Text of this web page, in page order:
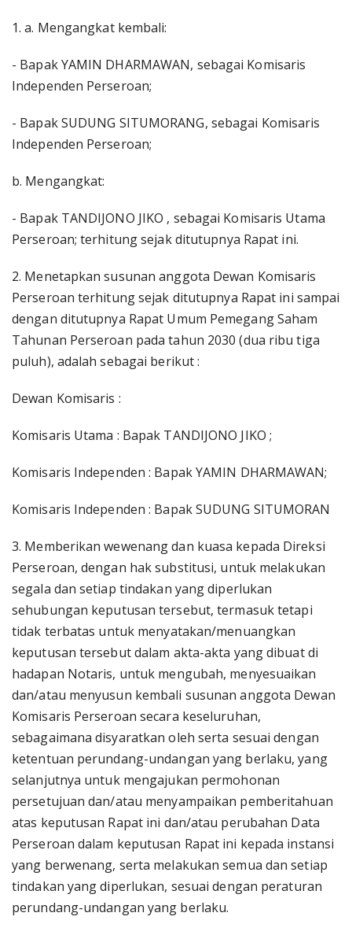
1. a. Mengangkat kembali:
- Bapak YAMIN DHARMAWAN, sebagai Komisaris
Independen Perseroan;
- Bapak SUDUNG SITUMORANG, sebagai Komisaris
Independen Perseroan;
b. Mengangkat:
- Bapak TANDIJONO JIKO , sebagai Komisaris Utama
Perseroan; terhitung sejak ditutupnya Rapat ini.
2. Menetapkan susunan anggota Dewan Komisaris
Perseroan terhitung sejak ditutupnya Rapat ini sampai
dengan ditutupnya Rapat Umum Pemegang Saham
Tahunan Perseroan pada tahun 2030 (dua ribu tiga
puluh), adalah sebagai berikut :
Dewan Komisaris :
Komisaris Utama : Bapak TANDIJONO JIKO ;
Komisaris Independen : Bapak YAMIN DHARMAWAN;
Komisaris Independen : Bapak SUDUNG SITUMORAN
3. Memberikan wewenang dan kuasa kepada Direksi
Perseroan, dengan hak substitusi, untuk melakukan
segala dan setiap tindakan yang diperlukan
sehubungan keputusan tersebut, termasuk tetapi
tidak terbatas untuk menyatakan/menuangkan
keputusan tersebut dalam akta-akta yang dibuat di
hadapan Notaris, untuk mengubah, menyesuaikan
dan/atau menyusun kembali susunan anggota Dewan
Komisaris Perseroan secara keseluruhan,
sebagaimana disyaratkan oleh serta sesuai dengan
ketentuan perundang-undangan yang berlaku, yang
selanjutnya untuk mengajukan permohonan
persetujuan dan/atau menyampaikan pemberitahuan
atas keputusan Rapat ini dan/atau perubahan Data
Perseroan dalam keputusan Rapat ini kepada instansi
yang berwenang, serta melakukan semua dan setiap
tindakan yang diperlukan, sesuai dengan peraturan
perundang-undangan yang berlaku.